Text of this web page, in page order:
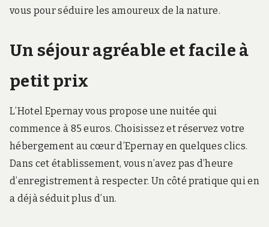
vous pour séduire les amoureux de la nature.
Un séjour agréable et facile à
petit prix
L’Hotel Epernay vous propose une nuitée qui
commence à 85 euros. Choisissez et réservez votre
hébergement au cœur d’Epernay en quelques clics.
Dans cet établissement, vous n’avez pas d’heure
d’enregistrement à respecter. Un côté pratique qui en
a déjà séduit plus d’un.